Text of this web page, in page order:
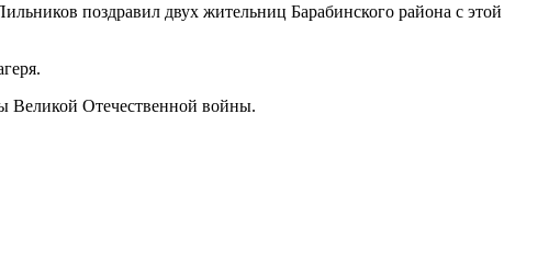
поздравил двух жительниц Барабинского района с этой
Великой Отечественной войны.